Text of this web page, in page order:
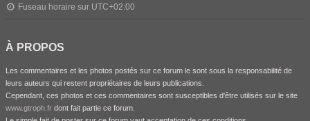
Fuseau horaire sur UTC+02:00
À PROPOS
Les commentaires et les photos postés sur ce forum le sont sous la responsabilité de
leurs auteurs qui restent propriétaires de leurs publications.
Cependant, ces photos et ces commentaires sont susceptibles d'être utilisés sur le site
www.gtroph.fr dont fait partie ce forum.